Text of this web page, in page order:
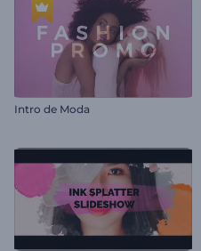
Intro de Moda